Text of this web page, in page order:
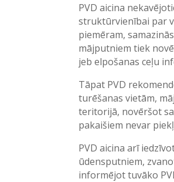
PVD aicina
struktūrvienībai par
piemēram,
mājputniem tiek
jeb elpošanas ceļu
Tāpat PVD
turēšanas vietām,
teritorijā, novēršot
pakaišiem nevar
PVD aicina arī
ūdensputniem,
informējot tuvāko